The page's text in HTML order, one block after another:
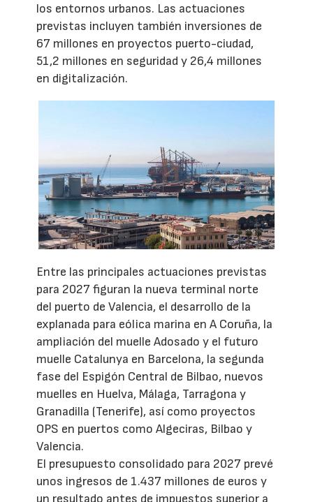
los entornos urbanos. Las actuaciones
previstas incluyen también inversiones de
67 millones en proyectos puerto-ciudad,
51,2 millones en seguridad y 26,4 millones
en digitalización.
Entre las principales actuaciones previstas
para 2027 figuran la nueva terminal norte
del puerto de Valencia, el desarrollo de la
explanada para eólica marina en A Coruña, la
ampliación del muelle Adosado y el futuro
muelle Catalunya en Barcelona, la segunda
fase del Espigón Central de Bilbao, nuevos
muelles en Huelva, Málaga, Tarragona y
Granadilla (Tenerife), así como proyectos
OPS en puertos como Algeciras, Bilbao y
Valencia.
El presupuesto consolidado para 2027 prevé
unos ingresos de 1.437 millones de euros y
un resultado antes de impuestos superior a